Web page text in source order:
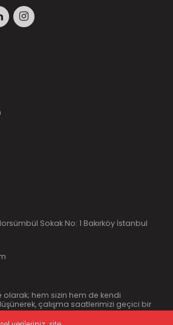
Sokak No: 1 Bakırköy İstanbul
olarak; hem sizin hem de kendi
çalışma saatlerimizi geçici bir